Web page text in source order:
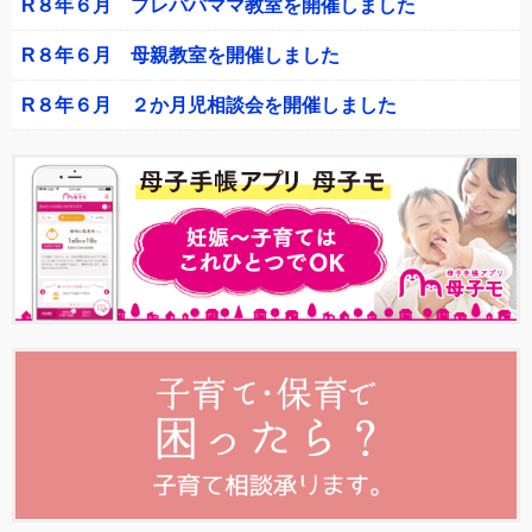
R８年６月 プレパパママ教室を開催しました
R８年６月 母親教室を開催しました
R８年６月 ２か月児相談会を開催しました